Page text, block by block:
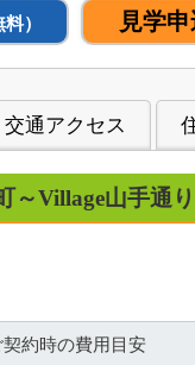
料） 見学
交通アクセス
～Village山手通
契約時の費用目安